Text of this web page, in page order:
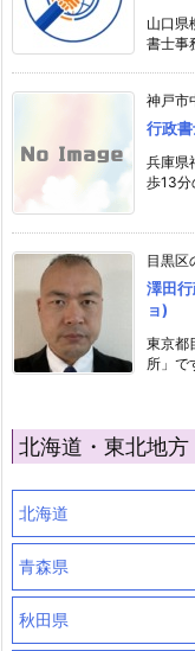
山口県
書士事
神戸市
行政
兵庫県
歩13分
目黒区
澤田
ョ)
東京都
所」で
北海道・東北地方
北海道
青森県
秋田県